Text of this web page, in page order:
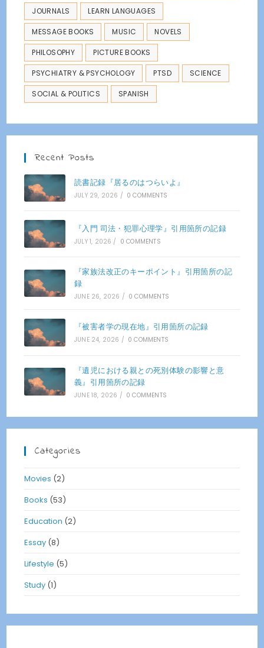
JOURNALS LEARN LANGUAGES
MESSAGE BOOKS MUSIC NOVELS
PHILOSOPHY PICTURE BOOKS
PSYCHIATRY & PSYCHOLOGY PTSD SCIENCE
SOCIAL & POLITICS SPANISH
Recent Posts
読書記録『居るのはつらいよ』
JULY 29, 2026 / 0 COMMENTS
『入門 司法・犯罪心理学』引用箇所の記録
JULY 1, 2026 / 0 COMMENTS
『家族法改正のキーポイント』引用箇所の記
録
JUNE 26, 2026 / 0 COMMENTS
『被害者学の現在地』引用箇所の記録
JUNE 24, 2026 / 0 COMMENTS
『遺児における親との死別体験の影響と意
義』引用箇所の記録
JUNE 18, 2026 / 0 COMMENTS
Categories
Movies (2)
Books (53)
Education (2)
Essay (8)
Lifestyle (5)
Study (1)